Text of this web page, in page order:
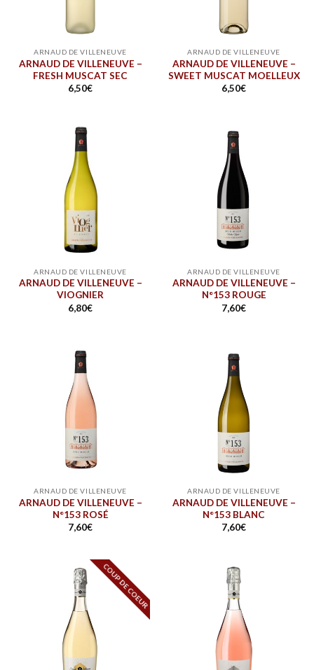
ARNAUD DE VILLENEUVE
ARNAUD DE VILLENEUVE –
FRESH MUSCAT SEC
6,50€
ARNAUD DE VILLENEUVE
ARNAUD DE VILLENEUVE –
SWEET MUSCAT MOELLEUX
6,50€
ARNAUD DE VILLENEUVE
ARNAUD DE VILLENEUVE –
VIOGNIER
6,80€
ARNAUD DE VILLENEUVE
ARNAUD DE VILLENEUVE –
N°153 ROUGE
7,60€
ARNAUD DE VILLENEUVE
ARNAUD DE VILLENEUVE –
N°153 ROSÉ
7,60€
ARNAUD DE VILLENEUVE
ARNAUD DE VILLENEUVE –
N°153 BLANC
7,60€
COUP DE COEUR